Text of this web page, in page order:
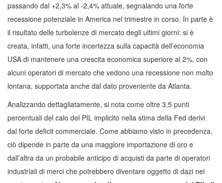
passando dal +2,3% al -2,4% attuale, segnalando una forte
recessione potenziale in America nel trimestre in corso. In parte è
il risultato delle turbolenze di mercato degli ultimi giorni: si è
creata, infatti, una forte incertezza sulla capacità dell’economia
USA di mantenere una crescita economica superiore al 2%, con
alcuni operatori di mercato che vedono una recessione non molto
lontana, supportata anche dal dato proveniente da Atlanta.
Analizzando dettagliatamente, si nota come oltre 3,5 punti
percentuali del calo del PIL implicito nella stima della Fed derivi
dal forte deficit commerciale. Come abbiamo visto in precedenza,
ciò dipende in parte da una maggiore importazione di oro e
dall’altra da un probabile anticipo di acquisti da parte di operatori
industriali di merci che potrebbero diventare oggetto di dazi nei